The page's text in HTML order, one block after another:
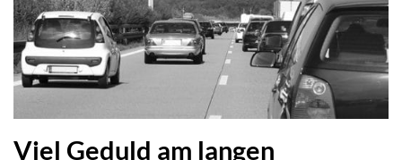
Viel Geduld am langen